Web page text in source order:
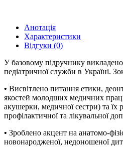
Анотація
Характеристики
Відгуки (0)
У базовому підручнику
педіатричної служби в Україні.
• Висвітлено питання етики,
якостей молодших медичних
акушерки, медичної сестри) та їх
профілактичної та лікувальної
• Зроблено акцент на анатомо-
новонародженої, недоношеної